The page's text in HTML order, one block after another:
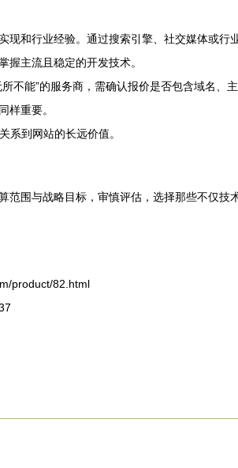
和行业经验。通过搜索引擎、社交媒体或行
握主流且稳定的开发技术。
能”的服务商，需确认报价是否包含域名、
样重要。
系到网站的长远价值。
围与战略目标，审慎评估，选择那些不仅技
product/82.html